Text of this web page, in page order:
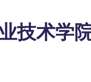
技术学